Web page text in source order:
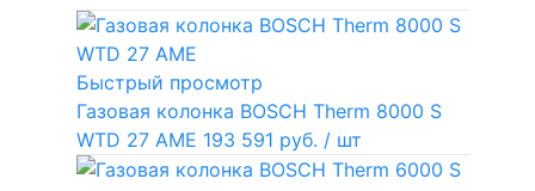
Быстрый просмотр
Газовая колонка BOSCH Therm 8000 S
WTD 27 AME 193 591 руб. / шт